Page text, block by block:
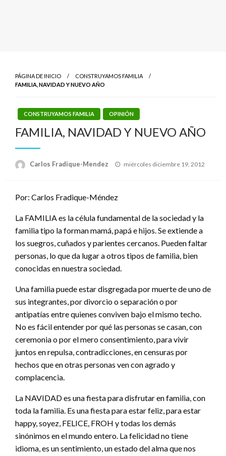
PÁGINA DE INICIO
CONSTRUYAMOS FAMILIA
FAMILIA, NAVIDAD Y NUEVO AÑO
CONSTRUYAMOS FAMILIA OPINIÓN
FAMILIA, NAVIDAD Y NUEVO AÑO
Carlos Fradique-Mendez
Publicado
miércoles diciembre 19, 2012
Por: Carlos Fradique-Méndez
La FAMILIA es la célula fundamental de la sociedad y la
familia tipo la forman mamá, papá e hijos. Se extiende a
los suegros, cuñados y parientes cercanos. Pueden faltar
personas, lo que da lugar a otros tipos de familia, bien
conocidas en nuestra sociedad.
Una familia puede estar disgregada por muerte de uno de
sus integrantes, por divorcio o separación o por
antipatías entre quienes conviven bajo el mismo techo.
No es fácil entender por qué las personas se casan, con
ceremonia o por el mero consentimiento, para vivir
juntos en repulsa, contradicciones, en censuras por
hechos que en otras personas ven con agrado y
complacencia.
La NAVIDAD es una fiesta para disfrutar en familia, con
toda la familia. Es una fiesta para estar feliz, para estar
happy, soyez, FELICE, FROH y todas los demás
sinónimos en el mundo entero. La felicidad no tiene
idioma, es un sentimiento, un estado del alma que nos